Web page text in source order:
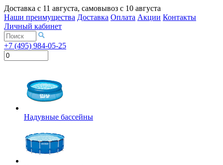
Доставка с 11 августа, самовывоз с 10 августа
Наши преимущества Доставка Оплата Акции Контакты
Личный кабинет
+7 (495) 984-05-25
Надувные бассейны